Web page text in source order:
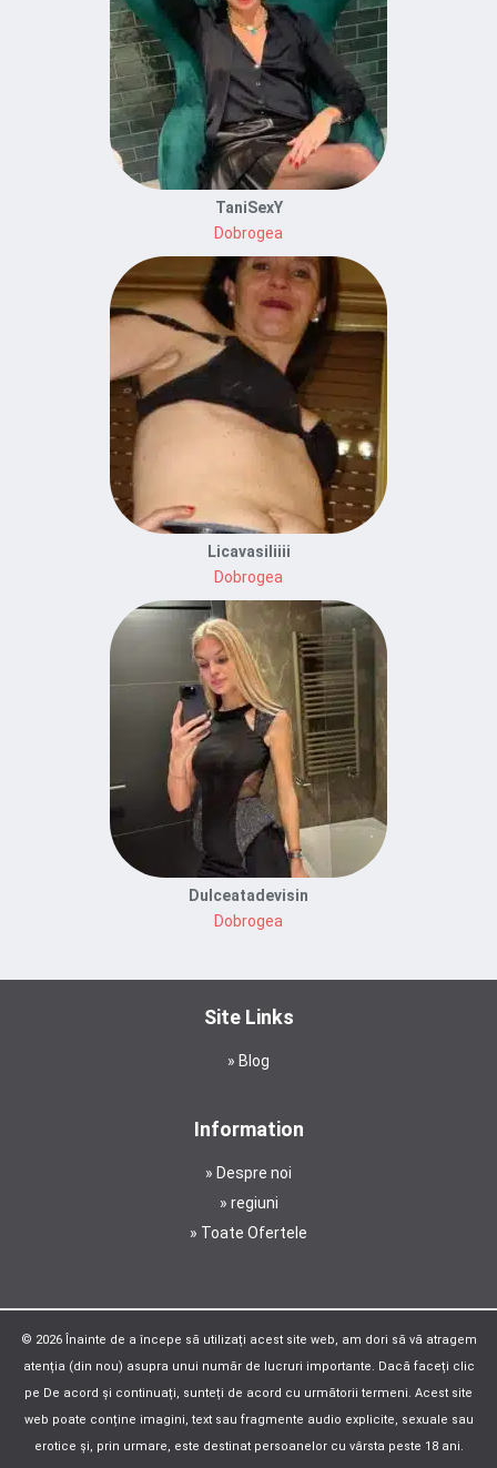
TaniSexY
Dobrogea
Licavasiliiii
Dobrogea
Dulceatadevisin
Dobrogea
Site Links
Blog
Information
Despre noi
regiuni
Toate Ofertele
© 2026 Înainte de a începe să utilizați acest site web, am dori să vă atragem
atenția (din nou) asupra unui număr de lucruri importante. Dacă faceți clic
pe De acord și continuați, sunteți de acord cu următorii termeni. Acest site
web poate conține imagini, text sau fragmente audio explicite, sexuale sau
erotice și, prin urmare, este destinat persoanelor cu vârsta peste 18 ani.